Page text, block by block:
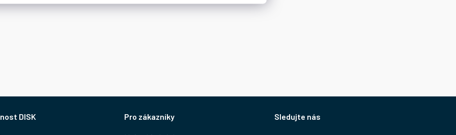
DISK Pro zákazníky Sledujte nás